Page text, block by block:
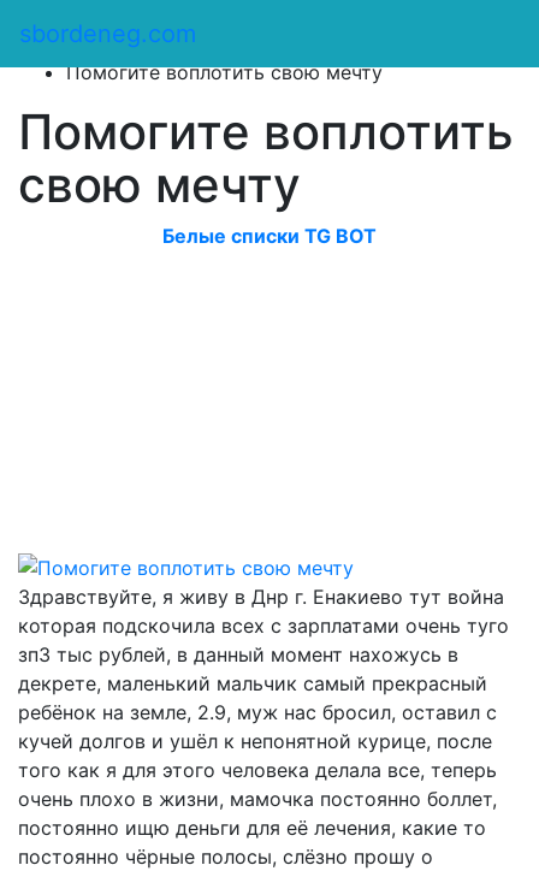
sbordeneg.com
Оказать помощь
Помогите воплотить свою мечту
Помогите воплотить
свою мечту
Белые списки TG BOT
Здравствуйте, я живу в Днр г. Енакиево тут война
которая подскочила всех с зарплатами очень туго
зп3 тыс рублей, в данный момент нахожусь в
декрете, маленький мальчик самый прекрасный
ребёнок на земле, 2.9, муж нас бросил, оставил с
кучей долгов и ушёл к непонятной курице, после
того как я для этого человека делала все, теперь
очень плохо в жизни, мамочка постоянно боллет,
постоянно ищю деньги для её лечения, какие то
постоянно чёрные полосы, слёзно прошу о